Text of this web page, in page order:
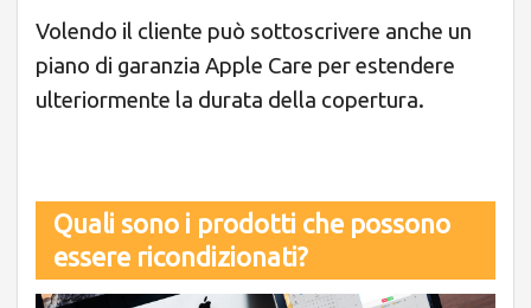
Volendo il cliente può sottoscrivere anche un
piano di garanzia Apple Care per estendere
ulteriormente la durata della copertura.
Quali sono i prodotti che possono
essere ricondizionati?